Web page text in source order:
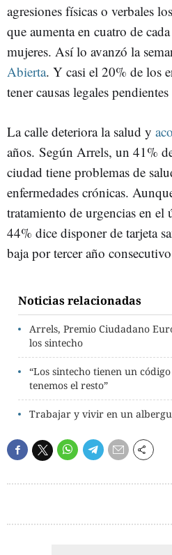
agresiones físicas o verbales
que aumenta en cuatro de
mujeres. Así lo avanzó la
Abierta. Y casi el 20% de los
tener causas legales
La calle deteriora la salud y
años. Según Arrels, un 41%
ciudad tiene problemas de
enfermedades crónicas.
tratamiento de urgencias en
44% dice disponer de tarjeta
baja por tercer año
Noticias relacionadas
Arrels, Premio Ciudadano
los sintecho
“Los sintecho tienen un
tenemos el resto”
Trabajar y vivir en un